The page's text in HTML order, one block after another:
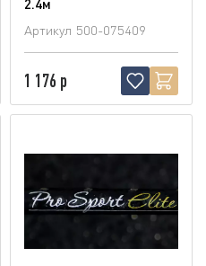
2.4м
Артикул 500-075409
1 176 р